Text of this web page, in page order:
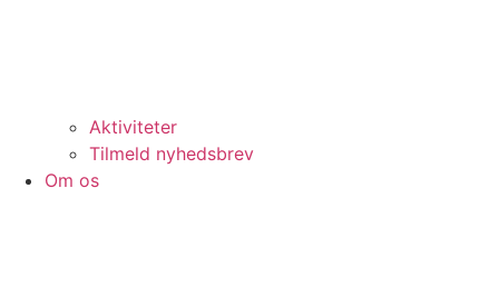
Aktiviteter
Tilmeld nyhedsbrev
Om os